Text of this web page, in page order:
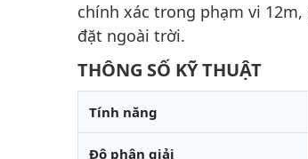
chính xác trong phạm vi
đặt ngoài trời.
THÔNG SỐ KỸ THUẬT
Tính năng
Độ phân giải